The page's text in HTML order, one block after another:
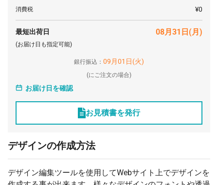
消費税 ¥0
最短出荷日 08月31日(月)
(お届け日も指定可能)
銀行振込： 09月01日(火)
(にご注文の場合)
お届け日を確認
お見積書を発行
デザインの作成方法
デザイン編集ツールを使用してWebサイト上でデザインを